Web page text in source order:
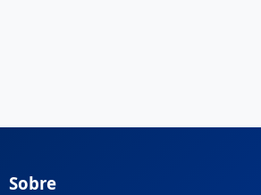
Sobre